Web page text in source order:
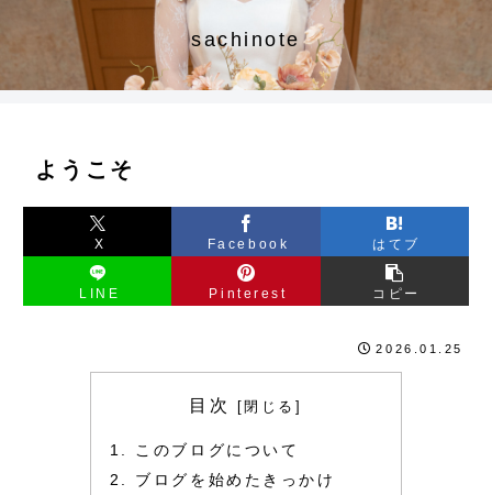
sachinote
ようこそ
X Facebook はてブ
LINE Pinterest コピー
2026.01.25
目次
このブログについて
ブログを始めたきっかけ